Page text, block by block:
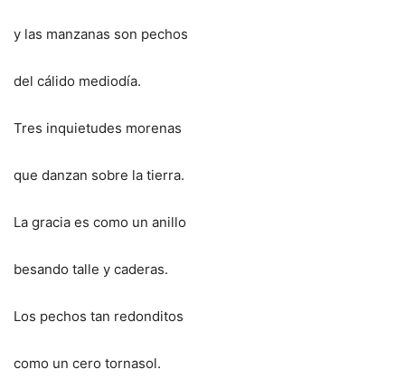
y las manzanas son pechos
del cálido mediodía.
Tres inquietudes morenas
que danzan sobre la tierra.
La gracia es como un anillo
besando talle y caderas.
Los pechos tan redonditos
como un cero tornasol.